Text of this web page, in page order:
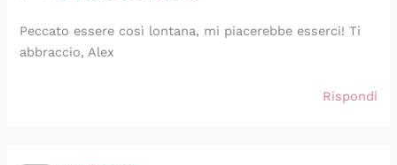
Peccato essere così lontana, mi piacerebbe esserci! Ti
abbraccio, Alex
Rispondi